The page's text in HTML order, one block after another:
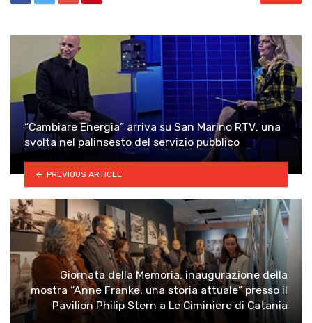
“Cambiare Energia” arriva su San Marino RTV: una
svolta nel palinsesto del servizio pubblico
PREVIOUS ARTICLE
Giornata della Memoria: inaugurazione della
mostra “Anne Franke, una storia attuale” presso il
Pavilion Philip Stern a Le Ciminiere di Catania